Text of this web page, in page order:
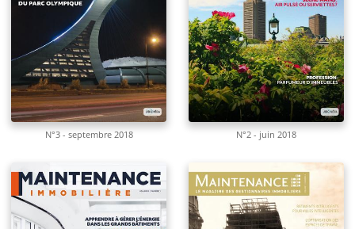
N°3 - septembre 2018 N°2 - juin 2018